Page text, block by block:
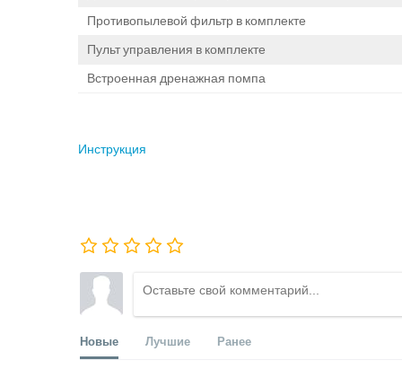
Противопылевой фильтр в комплекте
Пульт управления в комплекте
Встроенная дренажная помпа
Инструкция
Новые Лучшие Ранее